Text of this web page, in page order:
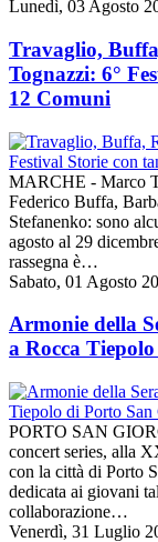
Lunedì, 03 Agosto
Travaglio,
Tognazzi: 6°
12 Comuni
MARCHE - Marco
Federico Buffa,
Stefanenko: sono
agosto al 29
rassegna è…
Sabato, 01 Agosto
Armonie della
a Rocca
PORTO SAN
concert series, alla
con la città di Porto
dedicata ai giovani
collaborazione…
Venerdì, 31 Luglio